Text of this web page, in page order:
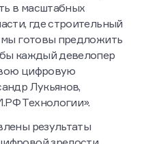
в масштабных
где строительный
мы готовы предложить
каждый девелопер
цифровую
Лукьянов,
Технологии».
результаты